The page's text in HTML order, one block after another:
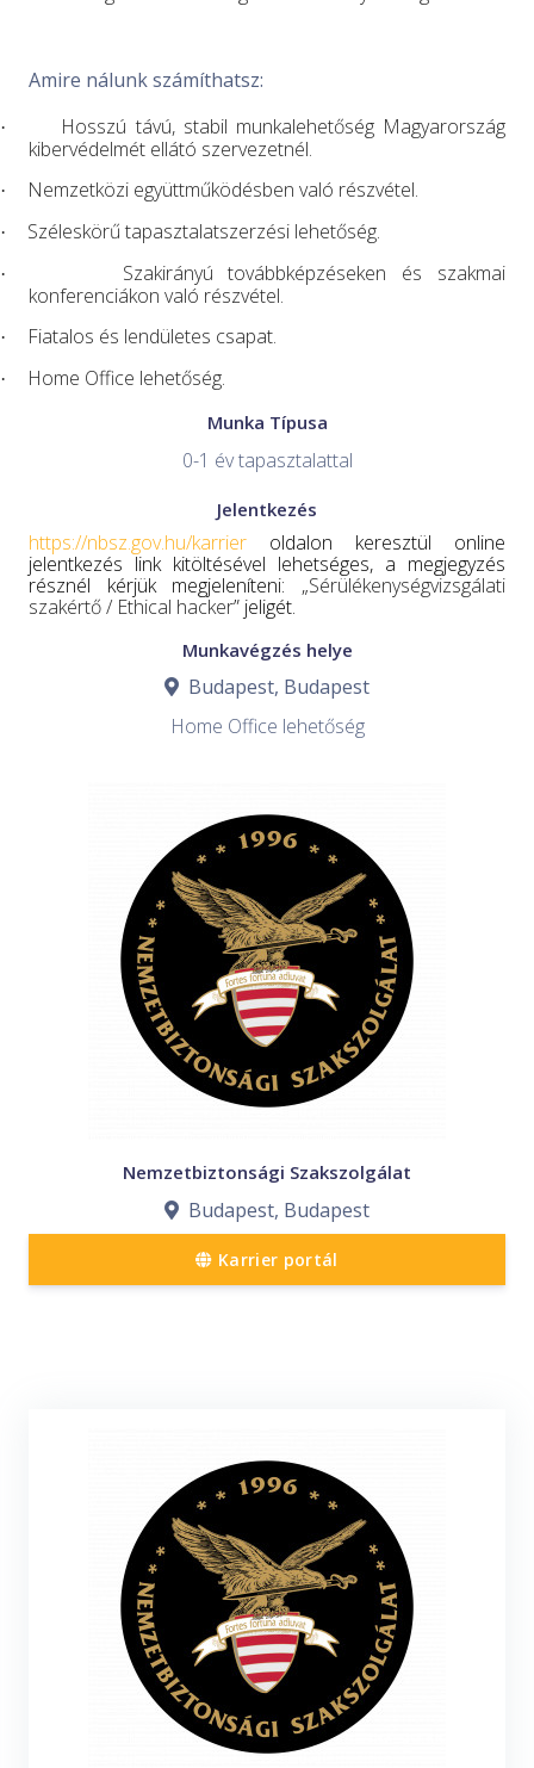
Amire nálunk számíthatsz:
·
Hosszú távú, stabil munkalehetőség Magyarország
kibervédelmét ellátó szervezetnél.
· Nemzetközi együttműködésben való részvétel.
· Széleskörű tapasztalatszerzési lehetőség.
·
Szakirányú továbbképzéseken és szakmai
konferenciákon való részvétel.
· Fiatalos és lendületes csapat.
· Home Office lehetőség.
Munka Típusa
0-1 év tapasztalattal
Jelentkezés
https://nbsz.gov.hu/karrier oldalon keresztül online
jelentkezés link kitöltésével lehetséges, a megjegyzés
résznél kérjük megjeleníteni: „Sérülékenységvizsgálati
szakértő / Ethical hacker” jeligét.
Munkavégzés helye
Budapest, Budapest
Home Office lehetőség
Nemzetbiztonsági Szakszolgálat
Budapest, Budapest
Karrier portál